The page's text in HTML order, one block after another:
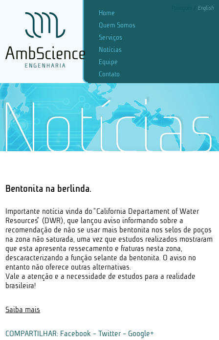
English
Home
Quem Somos
Serviços
Notícias
Equipe
Contato
Bentonita na berlinda.
Importante notícia vinda do “California Departament of Water
Resources” (DWR), que lançou aviso informando sobre a
recomendação de não se usar mais bentonita nos selos de poços
na zona não saturada, uma vez que estudos realizados mostraram
que esta apresenta ressecamento e fraturas nesta zona,
descaracterizando a função selante da bentonita. O aviso no
entanto não oferece outras alternativas.
Vale a atenção e a necessidade de estudos para a realidade
brasileira!
Saiba mais
COMPARTILHAR: Facebook -Twitter - Google+